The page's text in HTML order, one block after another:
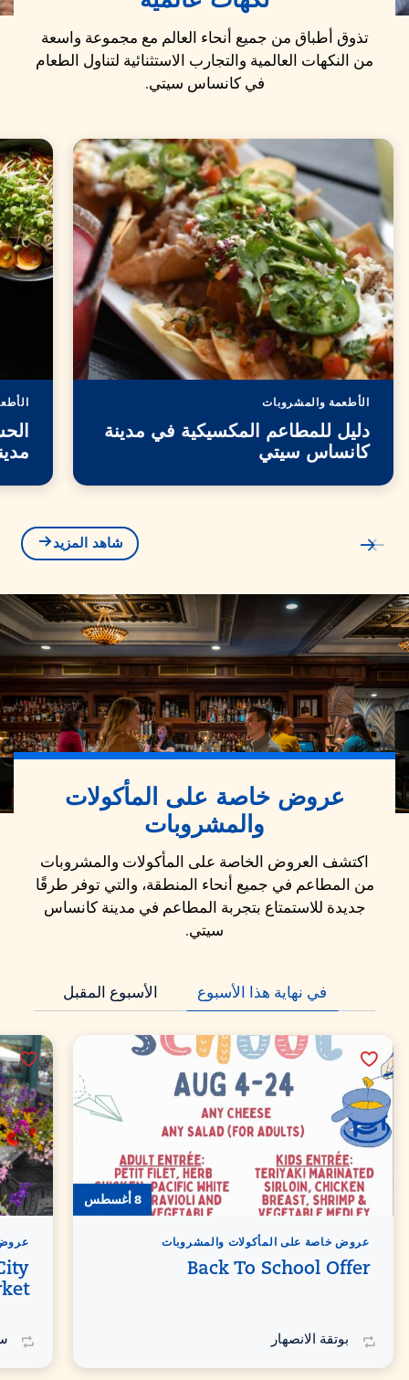
تذوق أطباق من جميع أنحاء العالم مع مجموعة واسعة
من النكهات العالمية والتجارب الاستثنائية لتناول الطعام
في كانساس سيتي.
الأطعمة والمشروبات
دليل للمطاعم المكسيكية في مدينة
كانساس سيتي
شاهد المزيد
عروض خاصة على المأكولات
والمشروبات
اكتشف العروض الخاصة على المأكولات والمشروبات
من المطاعم في جميع أنحاء المنطقة، والتي توفر طرقًا
جديدة للاستمتاع بتجربة المطاعم في مدينة كانساس
سيتي.
في نهاية هذا الأسبوع الأسبوع المقبل
8 أغسطس
عروض خاصة على المأكولات والمشروبات
Back To School Offer
بوتقة الانصهار